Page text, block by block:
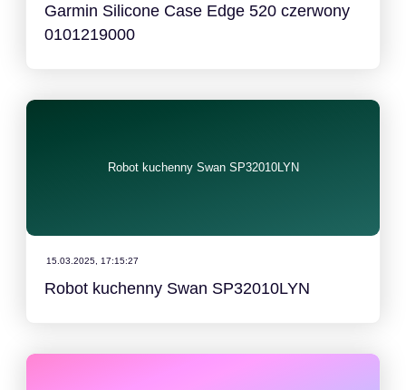
Garmin Silicone Case Edge 520 czerwony
0101219000
Robot kuchenny Swan SP32010LYN
15.03.2025, 17:15:27
Robot kuchenny Swan SP32010LYN